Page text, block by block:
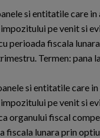
si entitatile care
pe venit si
perioada fiscala
Termen: pana
si entitatile care
pe venit si
organului fiscal
fiscala lunara prin